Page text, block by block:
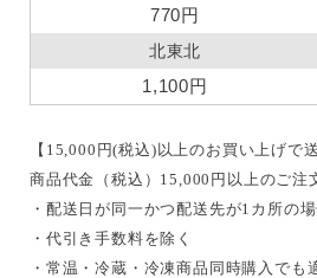
770円
北東北
1,100円
【15,000円(税込)以上のお買い上げで
商品代金（税込）15,000円以上のご注
・配送日が同一かつ配送先が1カ所の
・代引き手数料を除く
・常温・冷蔵・冷凍商品同時購入でも